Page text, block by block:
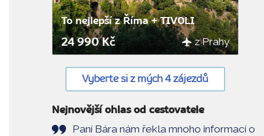
To nejlepší z Říma + TIVOLI
24 990 Kč z Prahy
Vyberte si z mých 4 zájezdů
Nejnovější ohlas od cestovatele
Paní Bára nám řekla mnoho informací o